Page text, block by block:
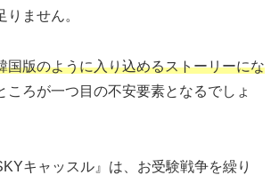
ません。
国版のように入り込めるストーリーにな
ころが一つ目の不安要素となるでしょ
キャッスル』は、お受験戦争を繰り